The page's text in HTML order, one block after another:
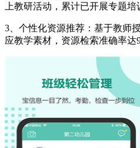
上教研活动，累计已开展专题培
3、个性化资源推荐：基于教师
应教学素材，资源检索准确率达